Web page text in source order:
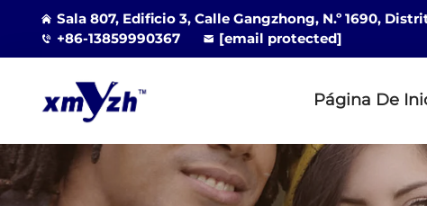
Sala 807, Edificio 3, Calle Gangzhong, N.º 1690,
+86-13859990367
[email protected]
Página De